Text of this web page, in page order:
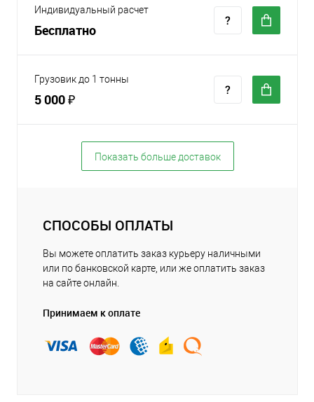
Индивидуальный расчет
Бесплатно
Грузовик до 1 тонны
5 000 ₽
Показать больше доставок
СПОСОБЫ ОПЛАТЫ
Вы можете оплатить заказ курьеру наличными
или по банковской карте, или же оплатить заказ
на сайте онлайн.
Принимаем к оплате